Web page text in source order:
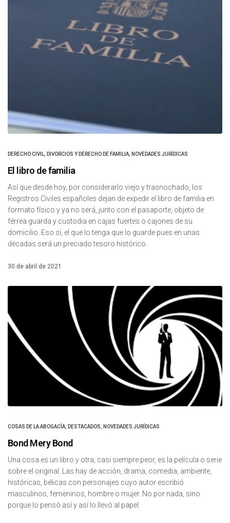
DERECHO CIVIL, DIVORCIOS Y DERECHO DE FAMILIA, NOVEDADES JURÍDICAS
El libro de familia
Así que desde hoy, por considerarlo viejo y trasnochado, los
Registros Civiles españoles dejan de expedir el libro de familia en
formato físico y ya no será, junto con el pasaporte, objeto de
férrea guarda y custodia en cajas fuertes o cajones de su
domicilio. Eso sí, el que lo tenga que lo guarde pues en unas
décadas será un preciado tesoro histórico.
30 de abril de 2021
COSAS DE LA ABOGACÍA, DESTACADOS, NOVEDADES JURÍDICAS
Bond Mery Bond
Una cosa es un libro y otra, casi siempre peor, es la película o serie
sobre el original. Las hay de acción, drama, comedia, ambiente,
históricas, bélicas con personajes cuyo autor escribió
masculinos, femeninos, hombre o mujer. No por nada, sino
porque lo pensó así y así lo llevó al papel.